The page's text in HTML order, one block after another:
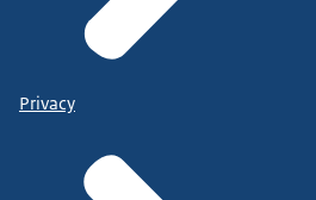
Privacy